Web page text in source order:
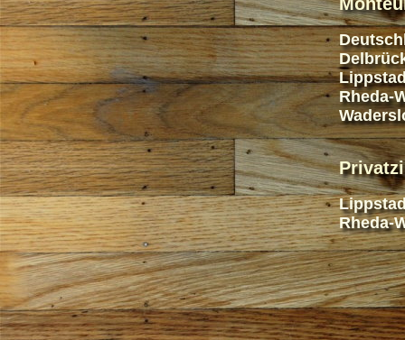
Rheda-
Rheda-